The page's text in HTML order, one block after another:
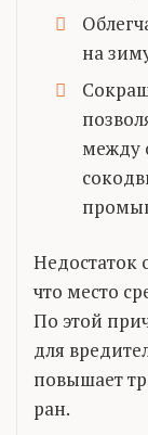
на
между
Недостаток
что место
По этой
для
повышает
ран.